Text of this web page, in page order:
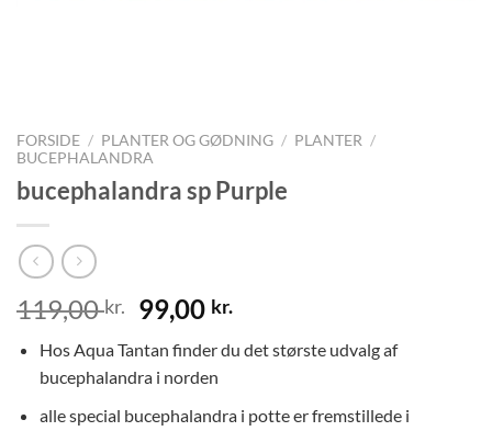
FORSIDE / PLANTER OG GØDNING / PLANTER /
BUCEPHALANDRA
bucephalandra sp Purple
119,00kr.
Den
oprindelige
pris
var:
119,00 kr..
99,00 kr.Den
pris
99,00 kr..
Hos Aqua Tantan finder du det største udvalg af
bucephalandra i norden
alle special bucephalandra i potte er fremstillede i